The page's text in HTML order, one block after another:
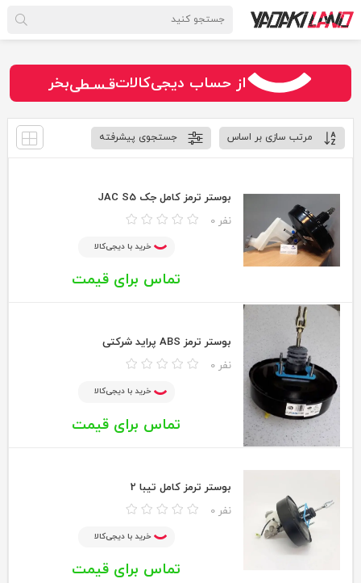
از حساب دیجی‌کالات
سـریــع
امـــــن
قـسـطیبخر
مرتب سازی بر اساس جستجوی پیشرفته
بوستر ترمز کامل جک JAC S5
0 نفر
خرید با دیجی‌کالا
تماس برای قیمت
بوستر ترمز ABS پراید شرکتی
0 نفر
خرید با دیجی‌کالا
تماس برای قیمت
بوستر ترمز کامل تیبا 2
0 نفر
خرید با دیجی‌کالا
تماس برای قیمت